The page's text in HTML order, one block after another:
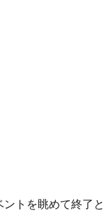
トを眺めて終了と